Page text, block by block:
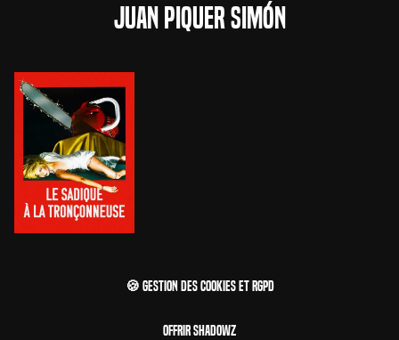
Juan Piquer Simón
🍪 Gestion des cookies et RGPD
Offrir Shadowz